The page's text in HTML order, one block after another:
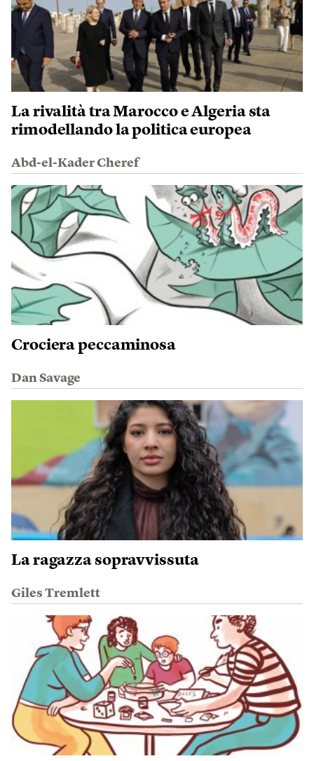
La rivalità tra Marocco e Algeria sta
rimodellando la politica europea
Abd-el-Kader Cheref
Crociera peccaminosa
Dan Savage
La ragazza sopravvissuta
Giles Tremlett